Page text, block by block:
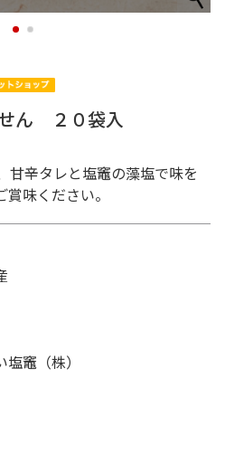
1 2
ん ２０袋入
甘辛タレと塩竈の藻塩で味を
味ください。
竈（株）